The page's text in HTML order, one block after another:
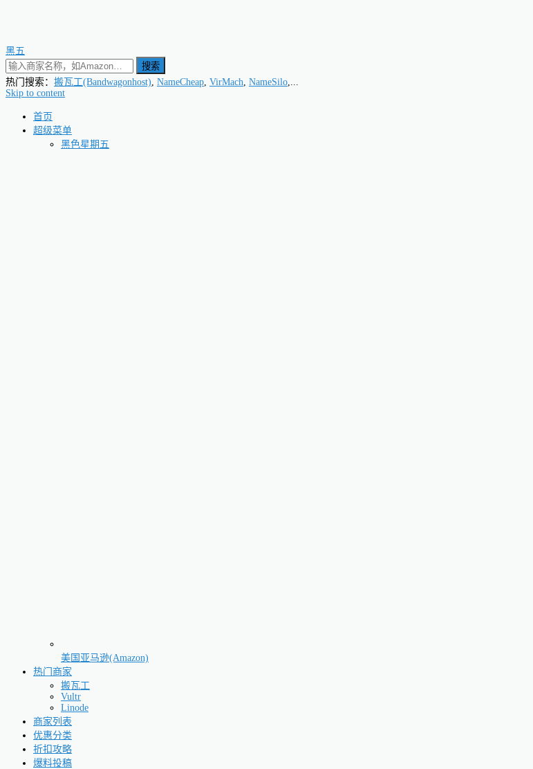
黑五
搜索
热门搜索： 搬瓦工(Bandwagonhost), NameCheap, VirMach, NameSilo,...
Skip to content
首页
超级菜单
黑色星期五
美国亚马逊(Amazon)
热门商家
搬瓦工
Vultr
Linode
商家列表
优惠分类
折扣攻略
爆料投稿